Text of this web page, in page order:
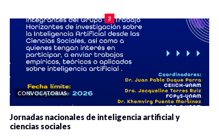
2
CONVOCATORIAS
Jornadas nacionales de inteligencia artificial y
ciencias sociales